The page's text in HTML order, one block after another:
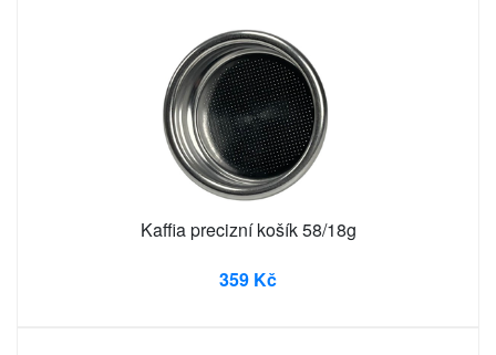
Kaffia precizní košík 58/18g
359 Kč